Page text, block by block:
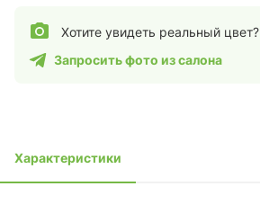
Хотите увидеть реальный цвет?
Запросить фото из салона
Характеристики